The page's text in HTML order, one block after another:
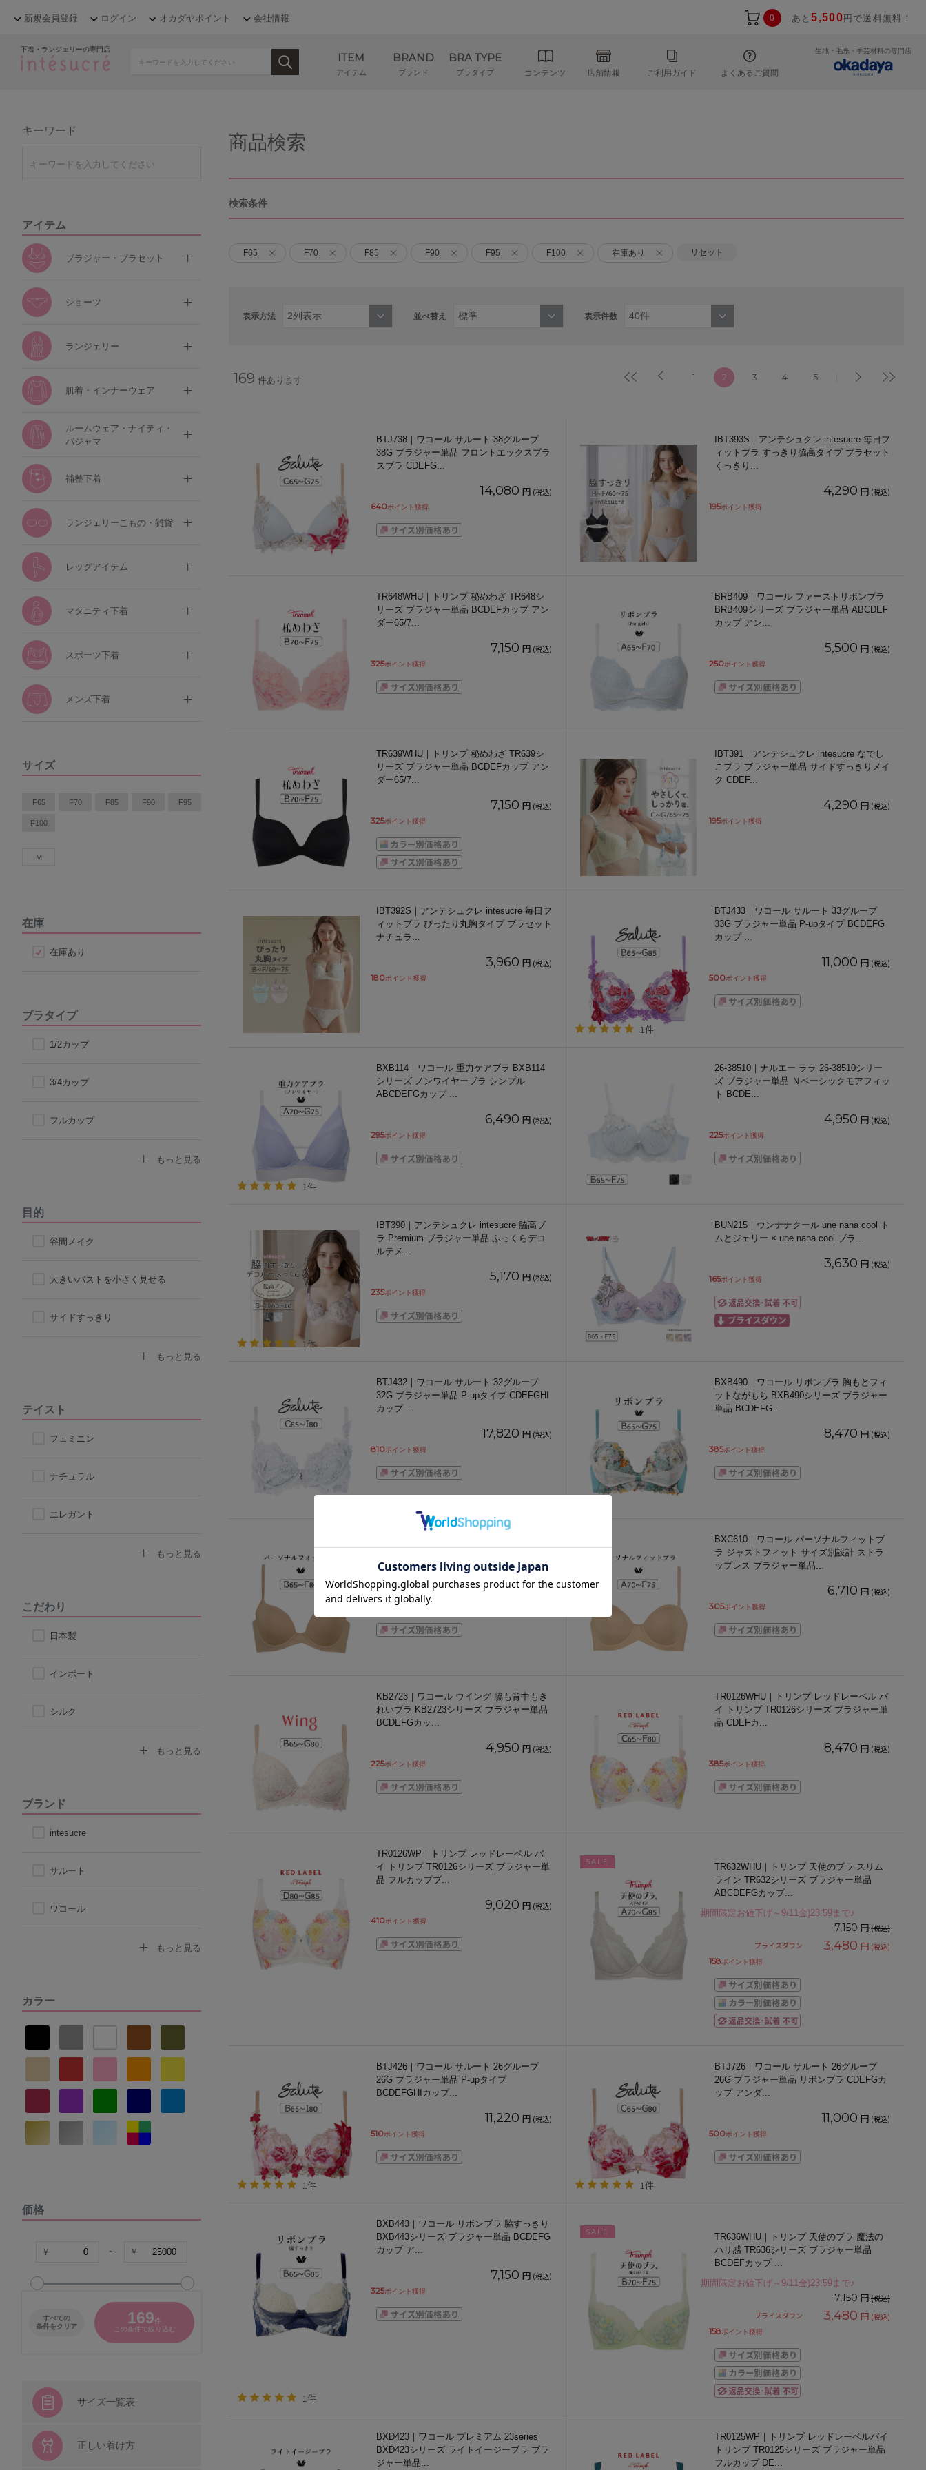
新規会員登録 ログイン オカダヤポイント 会社情報 0 あと5,500 円で送料無料！
下着・ランジェリーの専門店
ITEM
アイテム
BRAND
ブランド
BRA TYPE
ブラタイプ コンテンツ 店舗情報 ご利用ガイド よくあるご質問
生地・毛糸・手芸材料の専門店
キーワード
アイテム
ブラジャー・ブラセット
ショーツ
ランジェリー
肌着・インナーウェア
ルームウェア・ナイティ・
パジャマ
補整下着
ランジェリーこもの・雑貨
レッグアイテム
マタニティ下着
スポーツ下着
メンズ下着
サイズ
F65 F70 F85 F90 F95
F100
M
在庫
在庫あり
ブラタイプ
1/2カップ
3/4カップ
フルカップ
4/5カップ
もっと見る
目的
谷間メイク
大きいバストを小さく見せる
サイドすっきり
ストラップレス
もっと見る
テイスト
フェミニン
ナチュラル
エレガント
もっと見る
こだわり
日本製
インポート
シルク
もっと見る
ブランド
intesucre
サルート
ワコール
ナルエー
COCO Linge
グラマープリンセス
パナシェ
シシフィーユ
ウンナナクール
もっと見る
カラー
価格
~
すべての
条件をクリア
169件
この条件で絞り込む
サイズ一覧表
正しい着け方
商品検索
検索条件
F65 F70 F85 F90 F95 F100 在庫あり リセット
表示方法 並べ替え 表示件数
169 件あります 1 2 3 4 5
BTJ738｜ワコール サルート 38グループ
38G ブラジャー単品 フロントエックスプラ
スブラ CDEFG...
14,080 円 (税込)
640ポイント獲得
IBT393S｜アンテシュクレ intesucre 毎日フ
ィットブラ すっきり脇高タイプ ブラセット
くっきり ...
4,290 円 (税込)
195ポイント獲得
TR648WHU｜トリンプ 秘めわざ TR648シ
リーズ ブラジャー単品 BCDEFカップ アン
ダー65/7...
7,150 円 (税込)
325ポイント獲得
BRB409｜ワコール ファーストリボンブラ
BRB409シリーズ ブラジャー単品 ABCDEF
カップ アン...
5,500 円 (税込)
250ポイント獲得
TR639WHU｜トリンプ 秘めわざ TR639シ
リーズ ブラジャー単品 BCDEFカップ アン
ダー65/7...
7,150 円 (税込)
325ポイント獲得
IBT391｜アンテシュクレ intesucre なでし
こブラ ブラジャー単品 サイドすっきりメイ
ク CDEF...
4,290 円 (税込)
195ポイント獲得
IBT392S｜アンテシュクレ intesucre 毎日フ
ィットブラ ぴったり丸胸タイプ ブラセット
ナチュラ ...
3,960 円 (税込)
180ポイント獲得
BTJ433｜ワコール サルート 33グループ
33G ブラジャー単品 P-upタイプ BCDEFG
カップ ...
1件
11,000 円 (税込)
500ポイント獲得
BXB114｜ワコール 重力ケアブラ BXB114
シリーズ ノンワイヤーブラ シンプル
ABCDEFGカップ ...
1件
6,490 円 (税込)
295ポイント獲得
26-38510｜ナルエー ララ 26-38510シリー
ズ ブラジャー単品 Ｎベーシックモアフィッ
ト BCDE...
4,950 円 (税込)
225ポイント獲得
IBT390｜アンテシュクレ intesucre 脇高ブ
ラ Premium ブラジャー単品 ふっくらデコ
ルテメ ...
1件
5,170 円 (税込)
235ポイント獲得
BUN215｜ウンナナクール une nana cool ト
ムとジェリー × une nana cool ブラ ...
3,630 円 (税込)
165ポイント獲得
BTJ432｜ワコール サルート 32グループ
32G ブラジャー単品 P-upタイプ CDEFGHI
カップ ...
17,820 円 (税込)
810ポイント獲得
BXB490｜ワコール リボンブラ 胸もとフィ
ットながもち BXB490シリーズ ブラジャー
単品 BCDEFG...
8,470 円 (税込)
385ポイント獲得
ャー単品 BCDEFカッ...
6,710 円
ポイント獲得
BXC610｜ワコール パーソナルフィットブ
ラ ジャストフィット サイズ別設計 ストラ
ップレス ブラジャー単品...
6,710 円 (税込)
305ポイント獲得
KB2723｜ワコール ウイング 脇も背中もき
れいブラ KB2723シリーズ ブラジャー単品
BCDEFGカッ ...
4,950 円 (税込)
225ポイント獲得
TR0126WHU｜トリンプ レッドレーベル バ
イ トリンプ TR0126シリーズ ブラジャー単
品 CDEFカ ...
8,470 円 (税込)
385ポイント獲得
TR0126WP｜トリンプ レッドレーベル バ
イ トリンプ TR0126シリーズ ブラジャー単
品 フルカップブ...
9,020 円 (税込)
410ポイント獲得
SALE
TR632WHU｜トリンプ 天使のブラ スリム
ライン TR632シリーズ ブラジャー単品
ABCDEFGカップ...
期間限定お値下げ～9/11金)23:59まで♪
7,150 円(税込)
プライスダウン
3,480 円 (税込)
158ポイント獲得
BTJ426｜ワコール サルート 26グループ
26G ブラジャー単品 P-upタイプ
BCDEFGHIカップ...
1件
11,220 円 (税込)
510ポイント獲得
BTJ726｜ワコール サルート 26グループ
26G ブラジャー単品 リボンブラ CDEFGカ
ップ アンダ...
1件
11,000 円 (税込)
500ポイント獲得
BXB443｜ワコール リボンブラ 脇すっきり
BXB443シリーズ ブラジャー単品 BCDEFG
カップ ア...
1件
7,150 円 (税込)
325ポイント獲得
SALE
TR636WHU｜トリンプ 天使のブラ 魔法の
ハリ感 TR636シリーズ ブラジャー単品
BCDEFカップ ...
期間限定お値下げ～9/11金)23:59まで♪
7,150 円(税込)
プライスダウン
3,480 円 (税込)
158ポイント獲得
BXD423｜ワコール プレミアム 23series
BXD423シリーズ ライトイージーブラ ブラ
ジャー単品...
TR0125WP｜トリンプ レッドレーベルバイ
トリンプ TR0125シリーズ ブラジャー単品
フルカップ DE...